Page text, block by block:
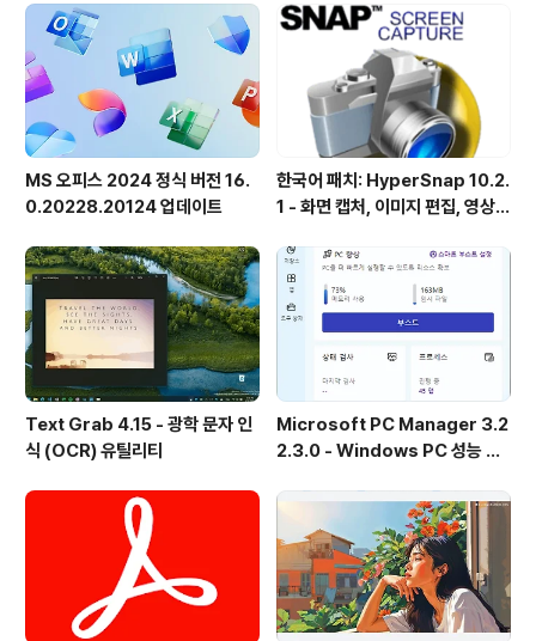
출시
MS 오피스 2024 정식 버전 16.
0.20228.20124 업데이트
한국어 패치: HyperSnap 10.2.
1 - 화면 캡처, 이미지 편집, 영상
Text Grab 4.15 - 광학 문자 인
식 (OCR) 유틸리티
Microsoft PC Manager 3.2
2.3.0 - Windows PC 성능 향